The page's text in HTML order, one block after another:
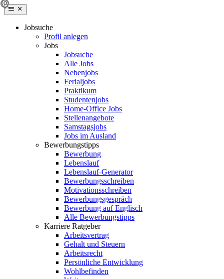
Jobsuche
Profil anlegen
Jobs
Jobsuche
Alle Jobs
Nebenjobs
Ferialjobs
Praktikum
Studentenjobs
Home-Office Jobs
Stellenangebote
Samstagsjobs
Jobs im Ausland
Bewerbungstipps
Bewerbung
Lebenslauf
Lebenslauf-Generator
Bewerbungsschreiben
Motivationsschreiben
Bewerbungsgespräch
Bewerbung auf Englisch
Alle Bewerbungstipps
Karriere Ratgeber
Arbeitsvertrag
Gehalt und Steuern
Arbeitsrecht
Persönliche Entwicklung
Wohlbefinden